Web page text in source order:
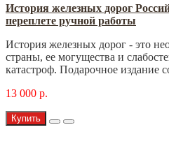
История железных дорог
переплете ручной работы
История железных дорог - это
страны, ее могущества и
катастроф. Подарочное издание
13 000 р.
Купить